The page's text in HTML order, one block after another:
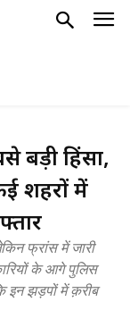
बड़ी हिंसा,
शहरों में
फ्रांस में जारी
के आगे पुलिस
इन झड़पों में क़रीब